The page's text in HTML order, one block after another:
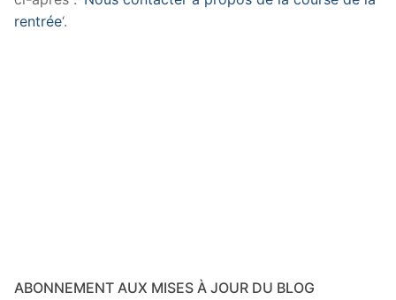
rentrée‘.
ABONNEMENT AUX MISES À JOUR DU BLOG